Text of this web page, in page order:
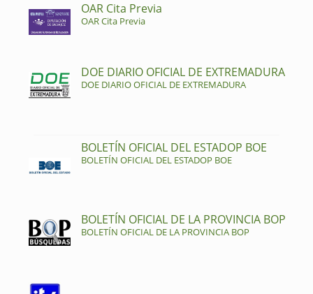
OAR Cita Previa
OAR Cita Previa
DOE DIARIO OFICIAL DE EXTREMADURA
DOE DIARIO OFICIAL DE EXTREMADURA
BOLETÍN OFICIAL DEL ESTADOP BOE
BOLETÍN OFICIAL DEL ESTADOP BOE
BOLETÍN OFICIAL DE LA PROVINCIA BOP
BOLETÍN OFICIAL DE LA PROVINCIA BOP